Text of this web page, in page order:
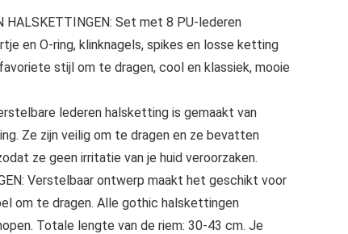
HALSKETTINGEN: Set met 8 PU-lederen
en O-ring, klinknagels, spikes en losse ketting
stijl om te dragen, cool en klassiek, mooie
lederen halsketting is gemaakt van
Ze zijn veilig om te dragen en ze bevatten
ze geen irritatie van je huid veroorzaken.
Verstelbaar ontwerp maakt het geschikt voor
om te dragen. Alle gothic halskettingen
Totale lengte van de riem: 30-43 cm. Je